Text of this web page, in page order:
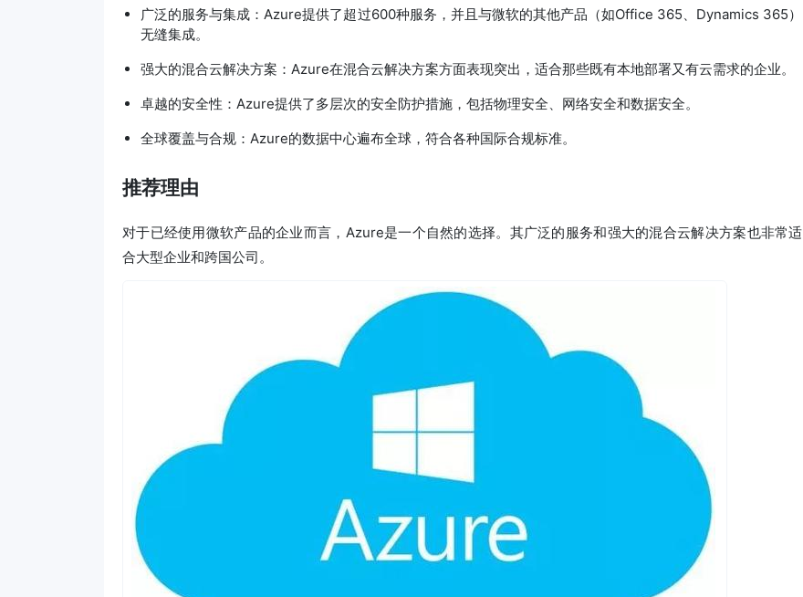
广泛的服务与集成：Azure提供了超过600种服务，并且与微软的其他产品（如Office 365、Dynamics 365）
无缝集成。
强大的混合云解决方案：Azure在混合云解决方案方面表现突出，适合那些既有本地部署又有云需求的企业。
卓越的安全性：Azure提供了多层次的安全防护措施，包括物理安全、网络安全和数据安全。
全球覆盖与合规：Azure的数据中心遍布全球，符合各种国际合规标准。
推荐理由
对于已经使用微软产品的企业而言，Azure是一个自然的选择。其广泛的服务和强大的混合云解决方案也非常适
合大型企业和跨国公司。